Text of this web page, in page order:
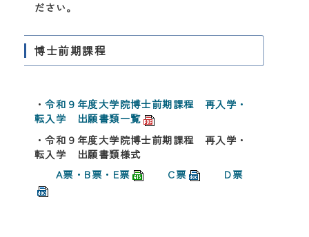
ださい。
博士前期課程
・令和９年度大学院博士前期課程 再入学・
転入学 出願書類一覧
・令和９年度大学院博士前期課程 再入学・
転入学 出願書類様式
A票・B票・E票
C票 D票